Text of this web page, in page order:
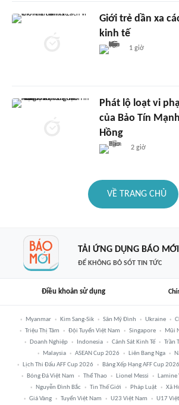
Giới trẻ dần xa
kinh tế
1 giờ
Phát lộ loạt vi
của Bảo Tín
Hồng
2 giờ
VỀ TRANG CHỦ
TẢI ỨNG DỤNG BÁO MỚI
ĐỂ KHÔNG BỎ SÓT TIN TỨC
Điều khoản sử dụng
Myanmar Kim Sang-Sik Sân Mỹ Đình Ukraine
Triệu Thị Tâm
Đội Tuyển Việt Nam Singapore Mũi
Doanh Nghiệp
Indonesia Cảnh Sát Kinh Tế Trần
Malaysia
ASEAN Cup 2026 Liên Bang Nga
Lịch Thi Đấu AFF Cup 2026
Bảng Xếp Hạng AFF Cup 2026
Bóng Đá Việt Nam
Thể Thao Lionel Messi Lamine
Nguyễn Đình Bắc
Tin Thế Giới Pháp Luật Xã
Giá Vàng
Tuyển Việt Nam U23 Việt Nam U17